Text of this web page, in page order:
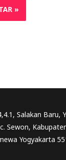
Salakan Baru,
Sewon,
Yogyakarta